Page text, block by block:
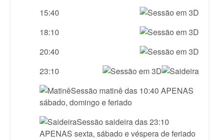
15:40
18:10
20:40
23:10
Sessão matinê das 10:40 APENAS
sábado, domingo e feriado
Sessão saideira das 23:10
APENAS sexta, sábado e véspera de feriado